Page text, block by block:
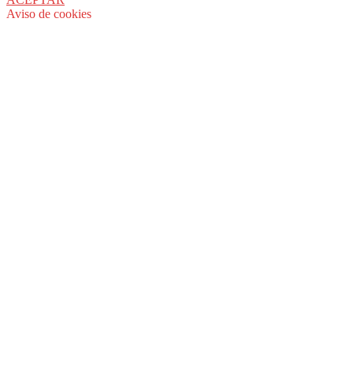
Aviso de cookies